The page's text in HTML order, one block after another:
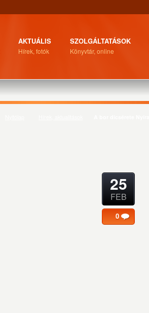
AKTUÁLIS
Hírek, fotók
SZOLGÁLTATÁSOK
Könyvtár, online
25
FEB
0